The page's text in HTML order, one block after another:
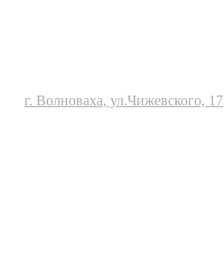
г. Волноваха, ул.Чижевского, 17